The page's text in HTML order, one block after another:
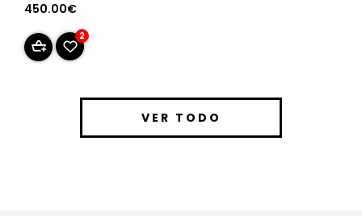
450.00€
2
VER TODO